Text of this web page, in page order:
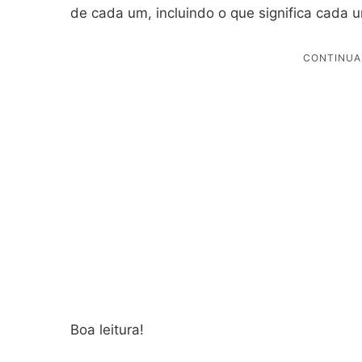
de cada um, incluindo o que significa cada
Boa leitura!